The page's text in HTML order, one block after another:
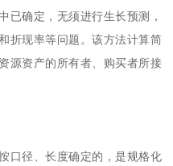
已确定，无须进行生长预测，
折现率等问题。该方法计算简
源资产的所有者、购买者所接
口径、长度确定的，是规格化